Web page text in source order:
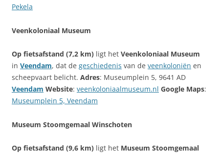
Pekela
Veenkoloniaal Museum
Op fietsafstand (7,2 km) ligt het Veenkoloniaal Museum
in Veendam, dat de geschiedenis van de veenkoloniën en
scheepvaart belicht. Adres: Museumplein 5, 9641 AD
Veendam Website: veenkoloniaalmuseum.nl Google Maps:
Museumplein 5, Veendam
Museum Stoomgemaal Winschoten
Op fietsafstand (9,6 km) ligt het Museum Stoomgemaal